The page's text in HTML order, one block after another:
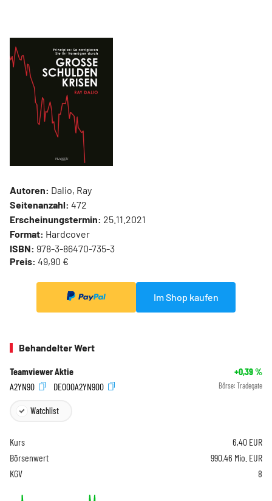
Autoren: Dalio, Ray
Seitenanzahl: 472
Erscheinungstermin: 25.11.2021
Format: Hardcover
ISBN: 978-3-86470-735-3
Preis: 49,90 €
Im Shop kaufen
Behandelter Wert
Teamviewer Aktie +0,39%
A2YN90
DE000A2YN900 Börse: Tradegate
Watchlist
Kurs 6,40 EUR
Börsenwert
990,46 Mio. EUR
KGV
8